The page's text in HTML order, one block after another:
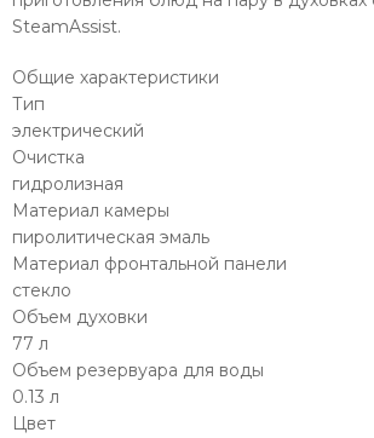
SteamAssist.
Общие характеристики
Тип
электрический
Очистка
гидролизная
Материал камеры
пиролитическая эмаль
Материал фронтальной панели
стекло
Объем духовки
77 л
Объем резервуара для воды
0.13 л
Цвет